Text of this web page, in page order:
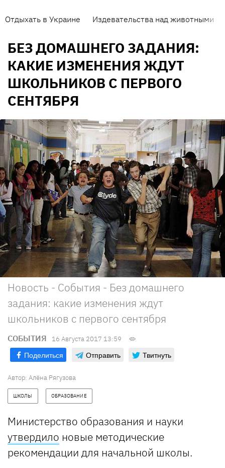
Отдыхать в Украине Издевательства над животными
БЕЗ ДОМАШНЕГО ЗАДАНИЯ:
КАКИЕ ИЗМЕНЕНИЯ ЖДУТ
ШКОЛЬНИКОВ С ПЕРВОГО
СЕНТЯБРЯ
Новость - События - Без домашнего
задания: какие изменения ждут
школьников с первого сентября
СОБЫТИЯ 16 Августа 2017 13:59
Поделиться Отправить Твитнуть
Автор: Алёна Рягузова
ШКОЛЫ ОБРАЗОВАНИЕ
Министерство образования и науки
утвердило новые методические
рекомендации для начальной школы.